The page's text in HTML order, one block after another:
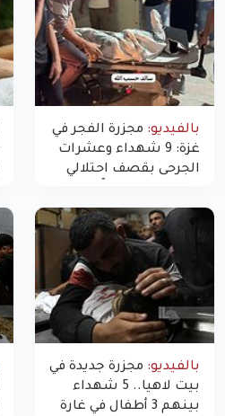
بالفيديو: مجزرة الفجر في
غزة: 9 شهداء وعشرات
الجرحى بقصف احتلالي
بالفيديو: مجزرة جديدة في
بيت لاهيا.. 5 شهداء
بينهم 3 أطفال في غارة